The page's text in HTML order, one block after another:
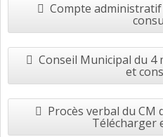
Compte
Conseil Municipal du 4
et
Procès verbal du CM
Télécharger